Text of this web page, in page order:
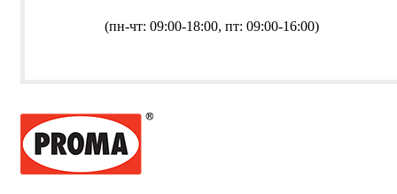
(пн-чт: 09:00-18:00, пт: 09:00-16:00)